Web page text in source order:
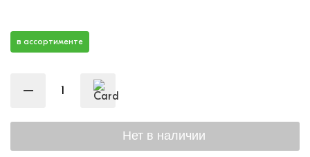
в ассортименте